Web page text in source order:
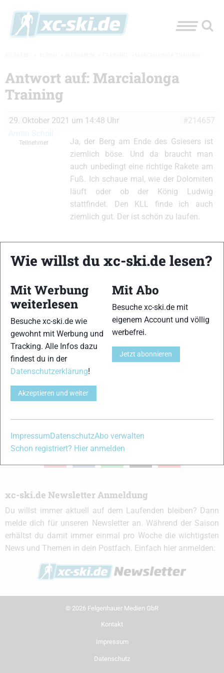
Antwort auf: Marcialonga
Training
29. Oktober 2021 um 14:48 Uhr
#214657
Armin Scholl
Teilnehmer
Ja, der Berg am Ende des Gsiesers ist
ziemlich böse. Und da braucht man
auch unbedingt eine richtige Rakete am
Fuß. Ich schaue mal, wie der Dolomiten
läuft oder ob der König Ludwig
stattfindet. Den KLL finde ich auch
ziemlich gut. Der ist schön zu laufen.
xc-ski.de ist DAS deutschsprachige Portal mit aktuellen
Kombination, einer Loipendatenbank, Langlauf
und allem was du sonst noch über deine Lieblingssportarten
wissen solltest.
ObSkilanglauf-Anfänger oder Profi-Sportler, wir haben
immer ein offenes Ohr für dich! Du kannst uns jederzeit über
dasKontaktformular
Partner
xc-ski.de in Social Media
instagramfacebookspotify
xc-ski.de Newsletter Anmeldung
Du willst immer aktuell auf dem Laufenden bleiben? Dann
melde dich für unseren Newsletter an. Während der Saison
erhältst du damit immer einmal pro Woche die wichtigsten
News und Themen in dein Postfach. Einfach hier anmelden:
© 2026 Felgenhauer Medien GbR
Kontakt
Impressum
Datenschutz
Wie willst du xc-ski.de lesen?
Mit Werbung
weiterlesen
Besuche xc-ski.de wie
gewohnt mit Werbung und
Tracking. Alle Infos dazu
findest du in der
Datenschutzerklärung!
Akzeptieren und weiter
Mit Abo
Besuche xc-ski.de mit
eigenem Account und völlig
werbefrei.
Jetzt abonnieren
ImpressumDatenschutzAbo verwalten
Schon registriert? Hier anmelden